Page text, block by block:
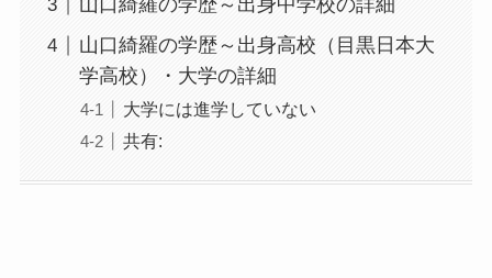
山口綺羅の学歴～出身中学校の詳細
山口綺羅の学歴～出身高校（目黒日本大
学高校）・大学の詳細
大学には進学していない
共有: